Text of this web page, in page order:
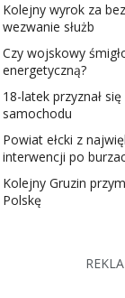
Kolejny wyrok za
wezwanie służb
Czy wojskowy
energetyczną?
18-latek przyznał
samochodu
Powiat ełcki z
interwencji po
Kolejny Gruzin
Polskę